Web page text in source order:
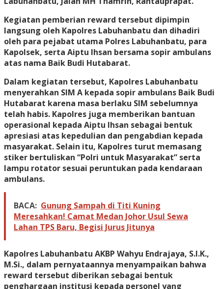
Kegiatan pemberian reward tersebut dipimpin
langsung oleh Kapolres Labuhanbatu dan dihadiri
oleh para pejabat utama Polres Labuhanbatu, para
Kapolsek, serta Aiptu Ihsan bersama sopir ambulans
atas nama Baik Budi Hutabarat.
Dalam kegiatan tersebut, Kapolres Labuhanbatu
menyerahkan SIM A kepada sopir ambulans Baik Budi
Hutabarat karena masa berlaku SIM sebelumnya
telah habis. Kapolres juga memberikan bantuan
operasional kepada Aiptu Ihsan sebagai bentuk
apresiasi atas kepedulian dan pengabdian kepada
masyarakat. Selain itu, Kapolres turut memasang
stiker bertuliskan “Polri untuk Masyarakat” serta
lampu rotator sesuai peruntukan pada kendaraan
ambulans.
BACA: Gunung Sampah di Titi Kuning
Meresahkan! Camat Medan Johor Usul Sewa
Lahan TPS Baru, Begisi Jurus Jitunya
Kapolres Labuhanbatu AKBP Wahyu Endrajaya, S.I.K.,
M.Si., dalam pernyataannya menyampaikan bahwa
reward tersebut diberikan sebagai bentuk
penghargaan institusi kepada personel yang